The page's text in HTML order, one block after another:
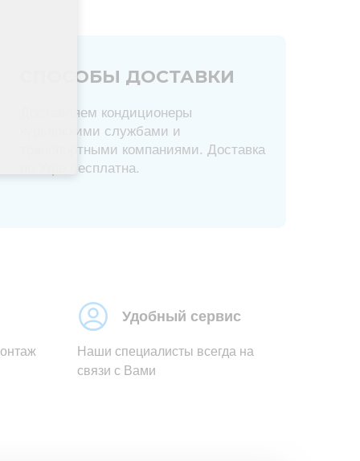
Доставляем кондиционеры
курьерскими службами и
транспортными компаниями. Доставка
по Уфе бесплатна.
СПОСОБЫ ДОСТАВКИ
Удобный сервис
Наши специалисты всегда на
связи с Вами